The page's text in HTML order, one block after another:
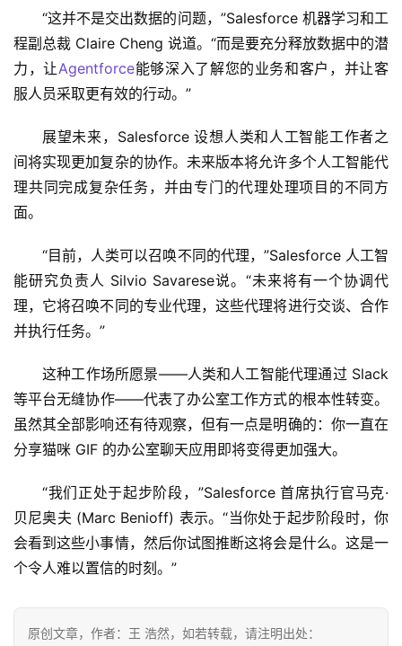
“这并不是交出数据的问题，”Salesforce 机器学习和工
程副总裁 Claire Cheng 说道。“而是要充分释放数据中的潜
力，让Agentforce能够深入了解您的业务和客户，并让客
服人员采取更有效的行动。”
展望未来，Salesforce 设想人类和人工智能工作者之
间将实现更加复杂的协作。未来版本将允许多个人工智能代
理共同完成复杂任务，并由专门的代理处理项目的不同方
面。
“目前，人类可以召唤不同的代理，”Salesforce 人工智
能研究负责人 Silvio Savarese说。“未来将有一个协调代
理，它将召唤不同的专业代理，这些代理将进行交谈、合作
并执行任务。”
这种工作场所愿景——人类和人工智能代理通过 Slack
等平台无缝协作——代表了办公室工作方式的根本性转变。
虽然其全部影响还有待观察，但有一点是明确的：你一直在
分享猫咪 GIF 的办公室聊天应用即将变得更加强大。
“我们正处于起步阶段，”Salesforce 首席执行官马克·
贝尼奥夫 (Marc Benioff) 表示。“当你处于起步阶段时，你
会看到这些小事情，然后你试图推断这将会是什么。这是一
个令人难以置信的时刻。”
原创文章，作者：王 浩然，如若转载，请注明出处：